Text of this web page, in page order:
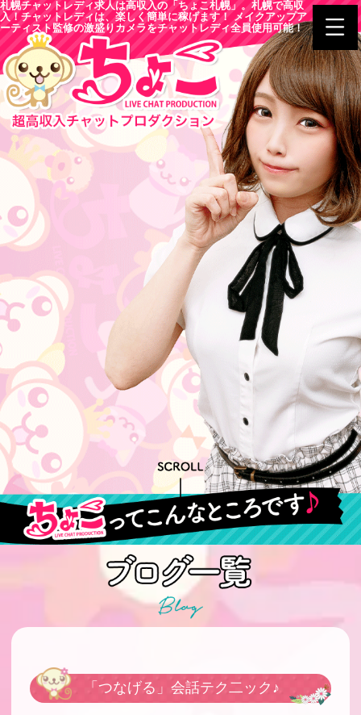
札幌チャットレディ求人は高収入の「ちょこ札幌」。札幌で高収
入！チャットレディは、楽しく簡単に稼げます！ メイクアップア
ーティスト監修の激盛りカメラをチャットレディ全員使用可能！
「つなげる」会話テク二ック♪